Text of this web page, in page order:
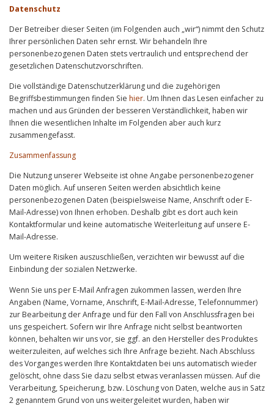
Datenschutz
Der Betreiber dieser Seiten (im Folgenden auch „wir“) nimmt den Schutz
Ihrer persönlichen Daten sehr ernst. Wir behandeln Ihre
personenbezogenen Daten stets vertraulich und entsprechend der
gesetzlichen Datenschutzvorschriften.
Die vollständige Datenschutzerklärung und die zugehörigen
Begriffsbestimmungen finden Sie hier. Um Ihnen das Lesen einfacher zu
machen und aus Gründen der besseren Verständlichkeit, haben wir
Ihnen die wesentlichen Inhalte im Folgenden aber auch kurz
zusammengefasst.
Zusammenfassung
Die Nutzung unserer Webseite ist ohne Angabe personenbezogener
Daten möglich. Auf unseren Seiten werden absichtlich keine
personenbezogenen Daten (beispielsweise Name, Anschrift oder E-
Mail-Adresse) von Ihnen erhoben. Deshalb gibt es dort auch kein
Kontaktformular und keine automatische Weiterleitung auf unsere E-
Mail-Adresse.
Um weitere Risiken auszuschließen, verzichten wir bewusst auf die
Einbindung der sozialen Netzwerke.
Wenn Sie uns per E-Mail Anfragen zukommen lassen, werden Ihre
Angaben (Name, Vorname, Anschrift, E-Mail-Adresse, Telefonnummer)
zur Bearbeitung der Anfrage und für den Fall von Anschlussfragen bei
uns gespeichert. Sofern wir Ihre Anfrage nicht selbst beantworten
können, behalten wir uns vor, sie ggf. an den Hersteller des Produktes
weiterzuleiten, auf welches sich Ihre Anfrage bezieht. Nach Abschluss
des Vorganges werden Ihre Kontaktdaten bei uns automatisch wieder
gelöscht, ohne dass Sie dazu selbst etwas veranlassen müssen. Auf die
Verarbeitung, Speicherung, bzw. Löschung von Daten, welche aus in Satz
2 genanntem Grund von uns weitergeleitet wurden, haben wir